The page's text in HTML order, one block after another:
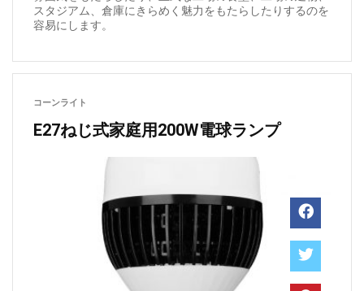
スタジアム、倉庫にきらめく魅力をもたらしたりするのを
容易にします。
コーンライト
E27ねじ式家庭用200W電球ランプ